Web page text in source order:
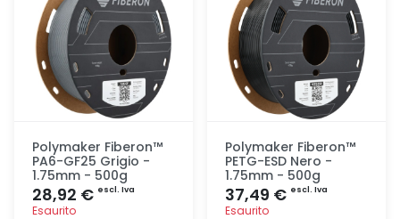
Polymaker Fiberon™
PA6-GF25 Grigio -
1.75mm - 500g
28,92 € escl. Iva
Esaurito
Polymaker Fiberon™
PETG-ESD Nero -
1.75mm - 500g
37,49 € escl. Iva
Esaurito